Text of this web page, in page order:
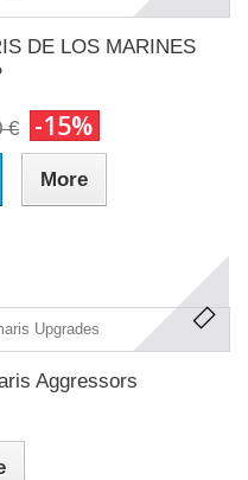
DE LOS MARINES
€ -15%
More
Aggressors